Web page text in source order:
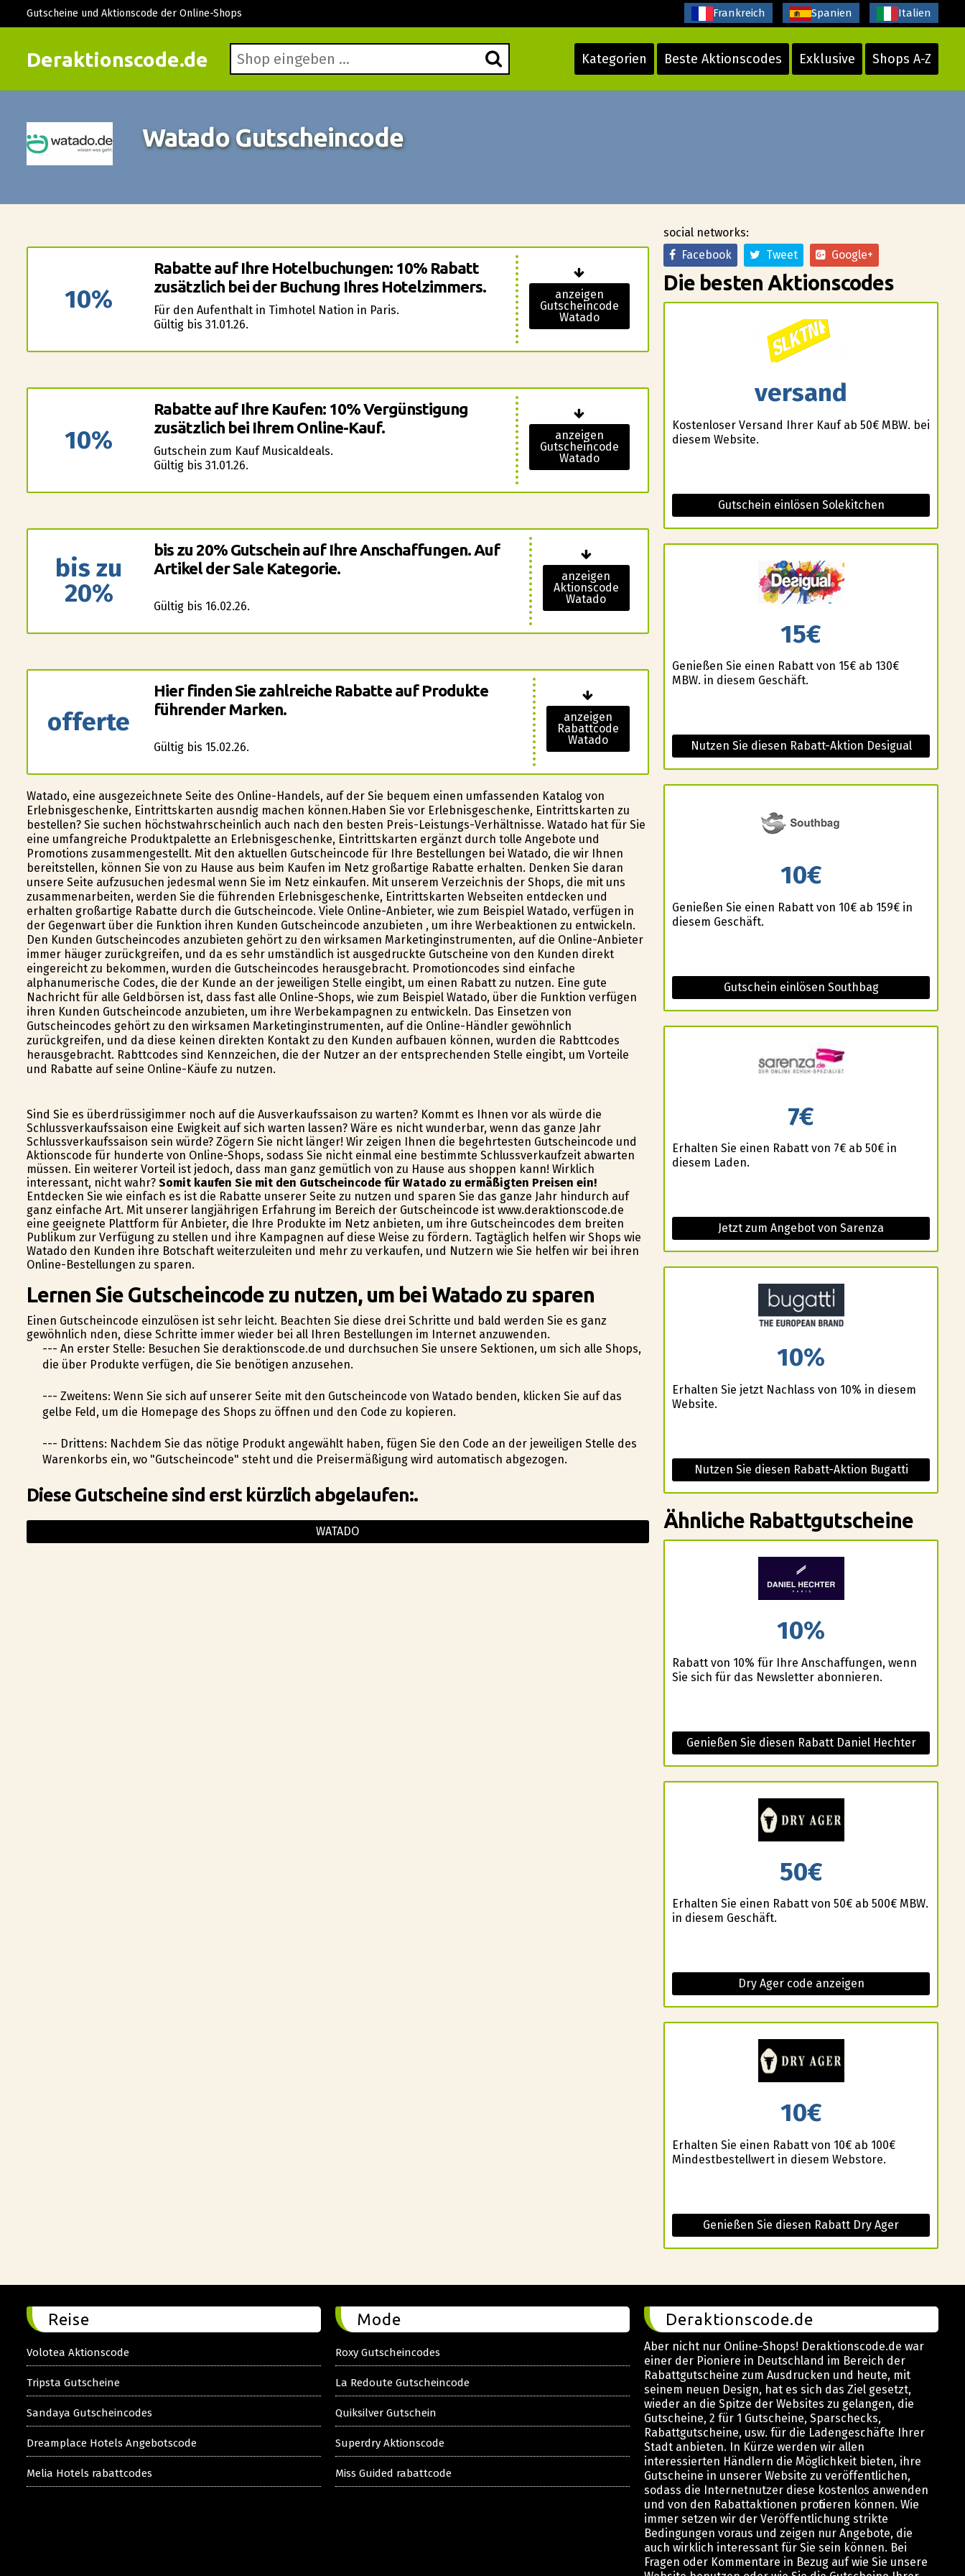
Deraktionscode.de Kategorien Beste Aktionscodes Exklusive Shops A-Z
Gutscheine und Aktionscode der Online-Shops Frankreich Spanien Italien
Watado Gutscheincode
10%
Rabatte auf Ihre Hotelbuchungen: 10% Rabatt
zusätzlich bei der Buchung Ihres Hotelzimmers.
Für den Aufenthalt in Timhotel Nation in Paris.
Gültig bis 31.01.26.
anzeigen
Gutscheincode
Watado
10%
Rabatte auf Ihre Kaufen: 10% Vergünstigung
zusätzlich bei Ihrem Online-Kauf.
Gutschein zum Kauf Musicaldeals.
Gültig bis 31.01.26.
anzeigen
Gutscheincode
Watado
bis zu
20%
bis zu 20% Gutschein auf Ihre Anschaffungen. Auf
Artikel der Sale Kategorie.
Gültig bis 16.02.26.
anzeigen
Aktionscode
Watado
offerte
Hier finden Sie zahlreiche Rabatte auf Produkte
führender Marken.
Gültig bis 15.02.26.
anzeigen
Rabattcode
Watado
Watado, eine ausgezeichnete Seite des Online-Handels, auf der Sie bequem einen umfassenden Katalog von
Erlebnisgeschenke, Eintrittskarten ausfindig machen können.Haben Sie vor Erlebnisgeschenke, Eintrittskarten zu
bestellen? Sie suchen höchstwahrscheinlich auch nach den besten Preis-Leistungs-Verhältnisse. Watado hat für Sie
eine umfangreiche Produktpalette an Erlebnisgeschenke, Eintrittskarten ergänzt durch tolle Angebote und
Promotions zusammengestellt. Mit den aktuellen Gutscheincode für Ihre Bestellungen bei Watado, die wir Ihnen
bereitstellen, können Sie von zu Hause aus beim Kaufen im Netz großartige Rabatte erhalten. Denken Sie daran
unsere Seite aufzusuchen jedesmal wenn Sie im Netz einkaufen. Mit unserem Verzeichnis der Shops, die mit uns
zusammenarbeiten, werden Sie die führenden Erlebnisgeschenke, Eintrittskarten Webseiten entdecken und
erhalten großartige Rabatte durch die Gutscheincode. Viele Online-Anbieter, wie zum Beispiel Watado, verfügen in
der Gegenwart über die Funktion ihren Kunden Gutscheincode anzubieten , um ihre Werbeaktionen zu entwickeln.
Den Kunden Gutscheincodes anzubieten gehört zu den wirksamen Marketinginstrumenten, auf die Online-Anbieter
immer häufiger zurückgreifen, und da es sehr umständlich ist ausgedruckte Gutscheine von den Kunden direkt
eingereicht zu bekommen, wurden die Gutscheincodes herausgebracht. Promotioncodes sind einfache
alphanumerische Codes, die der Kunde an der jeweiligen Stelle eingibt, um einen Rabatt zu nutzen. Eine gute
Nachricht für alle Geldbörsen ist, dass fast alle Online-Shops, wie zum Beispiel Watado, über die Funktion verfügen
ihren Kunden Gutscheincode anzubieten, um ihre Werbekampagnen zu entwickeln. Das Einsetzen von
Gutscheincodes gehört zu den wirksamen Marketinginstrumenten, auf die Online-Händler gewöhnlich
zurückgreifen, und da diese keinen direkten Kontakt zu den Kunden aufbauen können, wurden die Rabttcodes
herausgebracht. Rabttcodes sind Kennzeichen, die der Nutzer an der entsprechenden Stelle eingibt, um Vorteile
und Rabatte auf seine Online-Käufe zu nutzen.
Sind Sie es überdrüssigimmer noch auf die Ausverkaufssaison zu warten? Kommt es Ihnen vor als würde die
Schlussverkaufssaison eine Ewigkeit auf sich warten lassen? Wäre es nicht wunderbar, wenn das ganze Jahr
Schlussverkaufssaison sein würde? Zögern Sie nicht länger! Wir zeigen Ihnen die begehrtesten Gutscheincode und
Aktionscode für hunderte von Online-Shops, sodass Sie nicht einmal eine bestimmte Schlussverkaufzeit abwarten
müssen. Ein weiterer Vorteil ist jedoch, dass man ganz gemütlich von zu Hause aus shoppen kann! Wirklich
interessant, nicht wahr? Somit kaufen Sie mit den Gutscheincode für Watado zu ermäßigten Preisen ein!
Entdecken Sie wie einfach es ist die Rabatte unserer Seite zu nutzen und sparen Sie das ganze Jahr hindurch auf
ganz einfache Art. Mit unserer langjährigen Erfahrung im Bereich der Gutscheincode ist www.deraktionscode.de
eine geeignete Plattform für Anbieter, die Ihre Produkte im Netz anbieten, um ihre Gutscheincodes dem breiten
Publikum zur Verfügung zu stellen und ihre Kampagnen auf diese Weise zu fördern. Tagtäglich helfen wir Shops wie
Watado den Kunden ihre Botschaft weiterzuleiten und mehr zu verkaufen, und Nutzern wie Sie helfen wir bei ihren
Online-Bestellungen zu sparen.
Lernen Sie Gutscheincode zu nutzen, um bei Watado zu sparen
Einen Gutscheincode einzulösen ist sehr leicht. Beachten Sie diese drei Schritte und bald werden Sie es ganz
gewöhnlich finden, diese Schritte immer wieder bei all Ihren Bestellungen im Internet anzuwenden.
--- An erster Stelle: Besuchen Sie deraktionscode.de und durchsuchen Sie unsere Sektionen, um sich alle Shops,
die über Produkte verfügen, die Sie benötigen anzusehen.
--- Zweitens: Wenn Sie sich auf unserer Seite mit den Gutscheincode von Watado befinden, klicken Sie auf das
gelbe Feld, um die Homepage des Shops zu öffnen und den Code zu kopieren.
--- Drittens: Nachdem Sie das nötige Produkt angewählt haben, fügen Sie den Code an der jeweiligen Stelle des
Warenkorbs ein, wo "Gutscheincode" steht und die Preisermäßigung wird automatisch abgezogen.
Diese Gutscheine sind erst kürzlich abgelaufen:.
WATADO
social networks:
Facebook
Tweet Google+
Die besten Aktionscodes
versand
Kostenloser Versand Ihrer Kauf ab 50€ MBW. bei
diesem Website.
Gutschein einlösen Solekitchen
15€
Genießen Sie einen Rabatt von 15€ ab 130€
MBW. in diesem Geschäft.
Nutzen Sie diesen Rabatt-Aktion Desigual
10€
Genießen Sie einen Rabatt von 10€ ab 159€ in
diesem Geschäft.
Gutschein einlösen Southbag
7€
Erhalten Sie einen Rabatt von 7€ ab 50€ in
diesem Laden.
Jetzt zum Angebot von Sarenza
10%
Erhalten Sie jetzt Nachlass von 10% in diesem
Website.
Nutzen Sie diesen Rabatt-Aktion Bugatti
Ähnliche Rabattgutscheine
10%
Rabatt von 10% für Ihre Anschaffungen, wenn
Sie sich für das Newsletter abonnieren.
Genießen Sie diesen Rabatt Daniel Hechter
50€
Erhalten Sie einen Rabatt von 50€ ab 500€ MBW.
in diesem Geschäft.
Dry Ager code anzeigen
10€
Erhalten Sie einen Rabatt von 10€ ab 100€
Mindestbestellwert in diesem Webstore.
Genießen Sie diesen Rabatt Dry Ager
Reise
Volotea Aktionscode
Tripsta Gutscheine
Sandaya Gutscheincodes
Dreamplace Hotels Angebotscode
Melia Hotels rabattcodes
Mode
Roxy Gutscheincodes
La Redoute Gutscheincode
Quiksilver Gutschein
Superdry Aktionscode
Miss Guided rabattcode
Deraktionscode.de
Aber nicht nur Online-Shops! Deraktionscode.de war
einer der Pioniere in Deutschland im Bereich der
Rabattgutscheine zum Ausdrucken und heute, mit
seinem neuen Design, hat es sich das Ziel gesetzt,
wieder an die Spitze der Websites zu gelangen, die
Gutscheine, 2 für 1 Gutscheine, Sparschecks,
Rabattgutscheine, usw. für die Ladengeschäfte Ihrer
Stadt anbieten. In Kürze werden wir allen
interessierten Händlern die Möglichkeit bieten, ihre
Gutscheine in unserer Website zu veröffentlichen,
sodass die Internetnutzer diese kostenlos anwenden
und von den Rabattaktionen profitieren können. Wie
immer setzen wir der Veröffentlichung strikte
Bedingungen voraus und zeigen nur Angebote, die
auch wirklich interessant für Sie sein können. Bei
Fragen oder Kommentare in Bezug auf wie Sie unsere